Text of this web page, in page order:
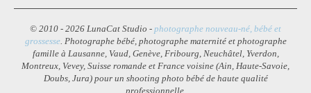
© 2010 - 2026 LunaCat Studio - photographe nouveau-né, bébé et
grossesse. Photographe bébé, photographe maternité et photographe
famille à Lausanne, Vaud, Genève, Fribourg, Neuchâtel, Yverdon,
Montreux, Vevey, Suisse romande et France voisine (Ain, Haute-Savoie,
Doubs, Jura) pour un shooting photo bébé de haute qualité
professionnelle.